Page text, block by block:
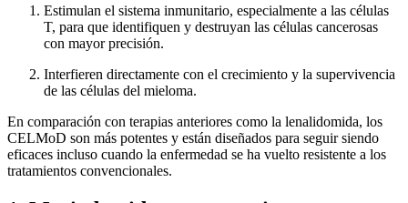
Estimulan el sistema inmunitario, especialmente a las células
T, para que identifiquen y destruyan las células cancerosas
con mayor precisión.
Interfieren directamente con el crecimiento y la supervivencia
de las células del mieloma.
En comparación con terapias anteriores como la lenalidomida, los
CELMoD son más potentes y están diseñados para seguir siendo
eficaces incluso cuando la enfermedad se ha vuelto resistente a los
tratamientos convencionales.